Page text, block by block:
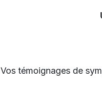
Vos témoignages de